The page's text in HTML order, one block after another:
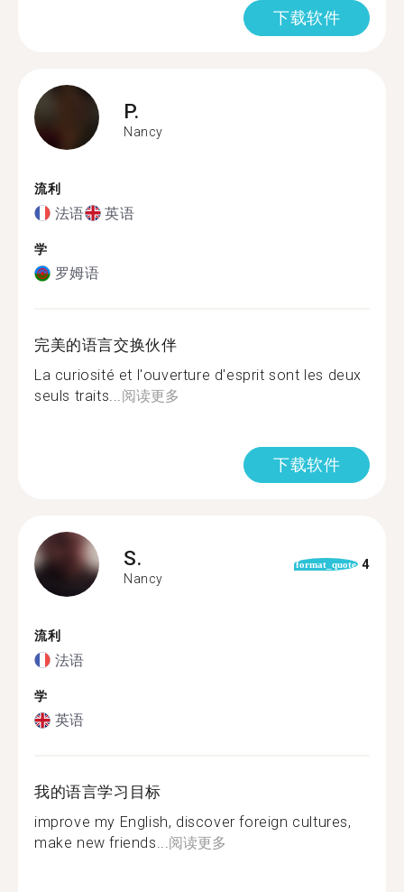
下载软件
P.
Nancy
流利
法语 英语
学
罗姆语
完美的语言交换伙伴
La curiosité et l'ouverture d'esprit sont les deux
seuls traits...阅读更多
下载软件
S.
Nancy
format_quote 4
流利
法语
学
英语
我的语言学习目标
improve my English, discover foreign cultures,
make new friends...阅读更多